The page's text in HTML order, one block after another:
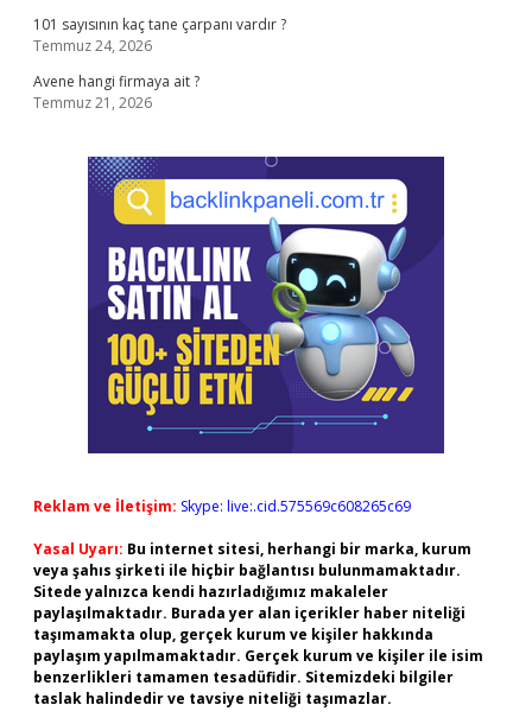
101 sayısının kaç tane çarpanı vardır ?
Temmuz 24, 2026
Avene hangi firmaya ait ?
Temmuz 21, 2026
Reklam ve İletişim: Skype: live:.cid.575569c608265c69
Yasal Uyarı: Bu internet sitesi, herhangi bir marka, kurum
veya şahıs şirketi ile hiçbir bağlantısı bulunmamaktadır.
Sitede yalnızca kendi hazırladığımız makaleler
paylaşılmaktadır. Burada yer alan içerikler haber niteliği
taşımamakta olup, gerçek kurum ve kişiler hakkında
paylaşım yapılmamaktadır. Gerçek kurum ve kişiler ile isim
benzerlikleri tamamen tesadüfidir. Sitemizdeki bilgiler
taslak halindedir ve tavsiye niteliği taşımazlar.